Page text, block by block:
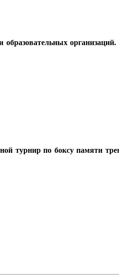
организаций.
турнир по боксу памяти